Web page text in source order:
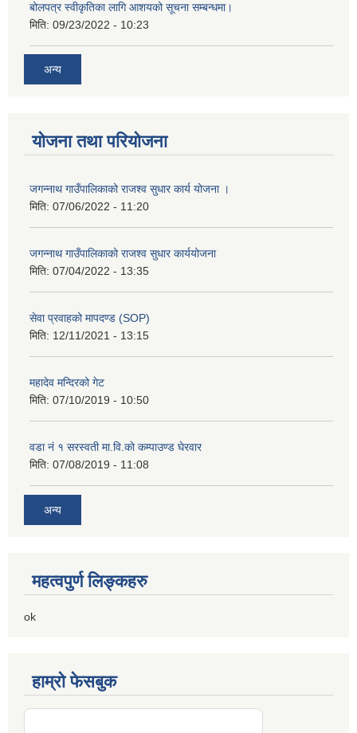
बोलपत्र स्वीकृतिका लागि आशयको सूचना सम्बन्धमा।
मिति: 09/23/2022 - 10:23
अन्य
योजना तथा परियोजना
जगन्नाथ गाउँपालिकाको राजश्व सुधार कार्य योजना ।
मिति: 07/06/2022 - 11:20
जगन्नाथ गाउँपालिकाको राजश्व सुधार कार्ययोजना
मिति: 07/04/2022 - 13:35
सेवा प्रवाहको मापदण्ड (SOP)
मिति: 12/11/2021 - 13:15
महादेव मन्दिरको गेट
मिति: 07/10/2019 - 10:50
वडा नं १ सरस्वती मा.वि.काे कम्पाउण्ड घेरवार
मिति: 07/08/2019 - 11:08
अन्य
महत्वपुर्ण लिङ्कहरु
ok
हाम्रो फेसबुक